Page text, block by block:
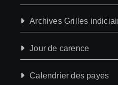
Archives Grilles
Jour de carence
Calendrier des payes